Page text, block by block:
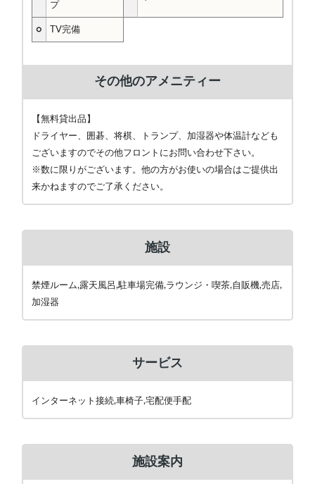
プ
○ TV完備
その他のアメニティー
【無料貸出品】
ドライヤー、囲碁、将棋、トランプ、加湿器や体温計なども
ございますのでその他フロントにお問い合わせ下さい。
※数に限りがございます。他の方がお使いの場合はご提供出
来かねますのでご了承ください。
施設
禁煙ルーム,露天風呂,駐車場完備,ラウンジ・喫茶,自販機,売店,
加湿器
サービス
インターネット接続,車椅子,宅配便手配
施設案内